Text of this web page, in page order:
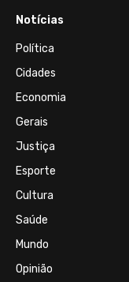
Notícias
Política
Cidades
Economia
Gerais
Justiça
Esporte
Cultura
Saúde
Mundo
Opinião